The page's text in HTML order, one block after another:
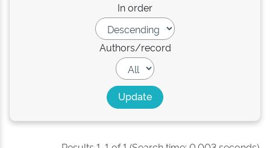
In order
Authors/record